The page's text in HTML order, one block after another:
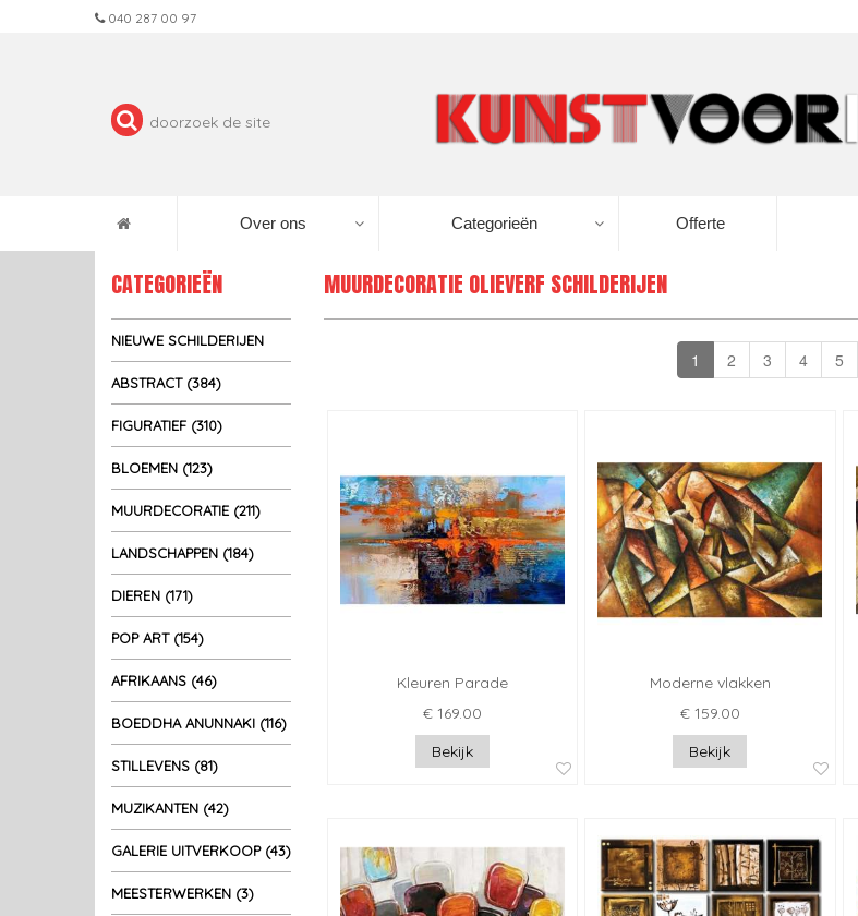
040 287 00 97
Over ons Categorieën Offerte
CATEGORIEËN
NIEUWE SCHILDERIJEN
ABSTRACT (384)
FIGURATIEF (310)
BLOEMEN (123)
MUURDECORATIE (211)
LANDSCHAPPEN (184)
DIEREN (171)
POP ART (154)
AFRIKAANS (46)
BOEDDHA ANUNNAKI (116)
STILLEVENS (81)
MUZIKANTEN (42)
GALERIE UITVERKOOP (43)
MEESTERWERKEN (3)
MUURDECORATIE OLIEVERF SCHILDERIJEN
1 2 3 4 5
Kleuren Parade
€ 169.00
Bekijk
Moderne vlakken
€ 159.00
Bekijk